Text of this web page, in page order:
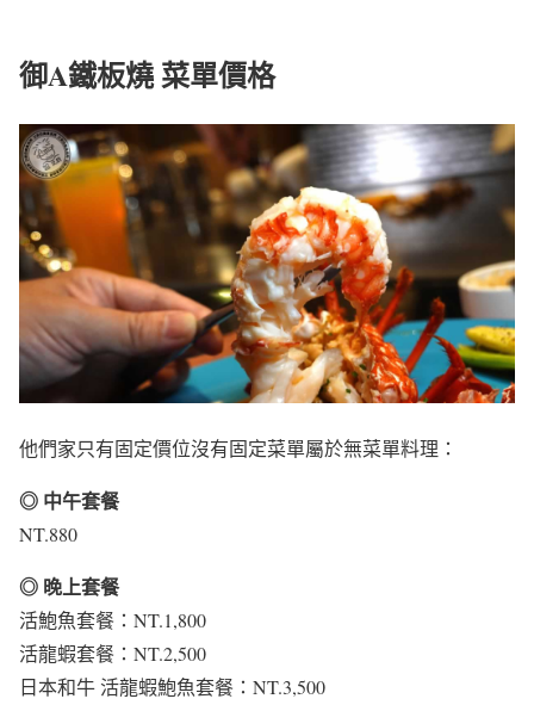
御A鐵板燒 菜單價格
他們家只有固定價位沒有固定菜單屬於無菜單料理：
◎ 中午套餐
NT.880
◎ 晚上套餐
活鮑魚套餐：NT.1,800
活龍蝦套餐：NT.2,500
日本和牛 活龍蝦鮑魚套餐：NT.3,500